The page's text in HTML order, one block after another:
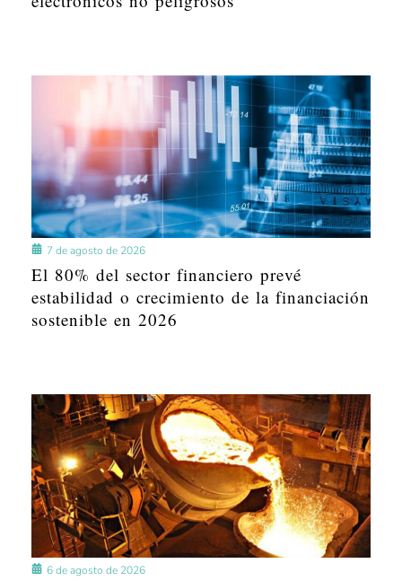
7 de agosto de 2026
El 80% del sector financiero prevé
estabilidad o crecimiento de la financiación
sostenible en 2026
6 de agosto de 2026